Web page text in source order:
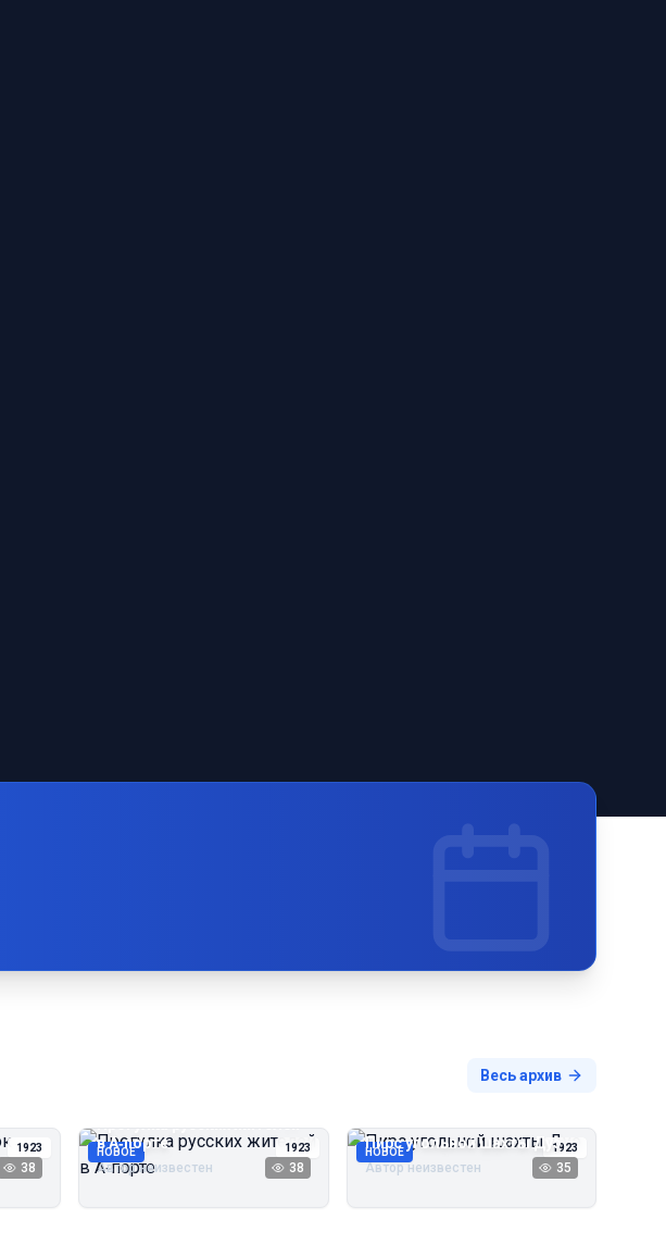
Весь архив
1923
38
НОВОЕ 1923
Прогулка русских жителей
в А‑порте
Автор неизвестен 38
НОВОЕ 1923
Пирс угольной шахты Дуэ
Автор неизвестен 35